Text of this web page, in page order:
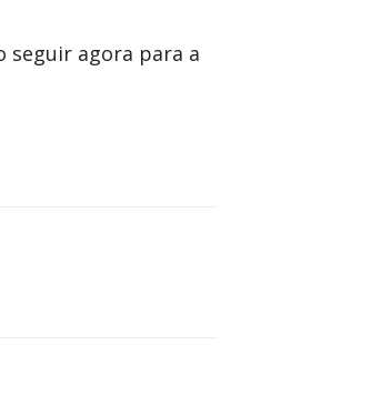
seguir agora para a